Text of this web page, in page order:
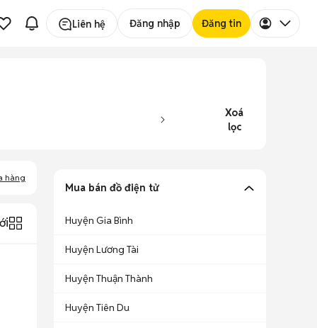
Liên hệ Đăng nhập Đăng tin
Xoá
lọc
hàng
Mua bán đồ điện tử
Huyện Gia Bình
Huyện Lương Tài
Huyện Thuận Thành
Huyện Tiên Du